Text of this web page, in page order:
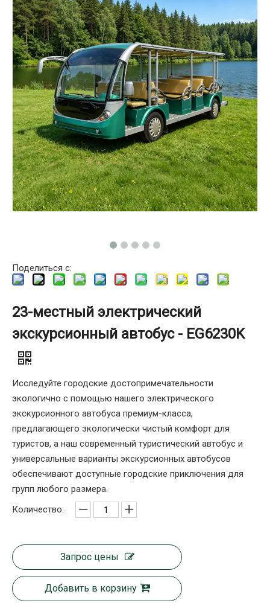
Поделиться с:
23-местный электрический
экскурсионный автобус - EG6230K
Исследуйте городские достопримечательности
экологично с помощью нашего электрического
экскурсионного автобуса премиум-класса,
предлагающего экологически чистый комфорт для
туристов, а наш современный туристический автобус и
универсальные варианты экскурсионных автобусов
обеспечивают доступные городские приключения для
групп любого размера.
Количество:
Запрос цены
Добавить в корзину